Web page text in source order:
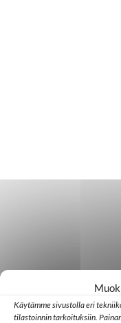
Käytämme sivustolla eri
tilastoinnin tarkoituksiin.